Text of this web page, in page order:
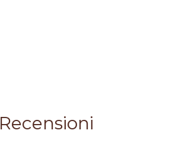
Recensioni